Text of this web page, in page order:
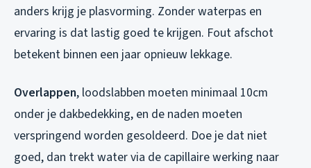
anders krijg je plasvorming. Zonder waterpas en
ervaring is dat lastig goed te krijgen. Fout afschot
betekent binnen een jaar opnieuw lekkage.
Overlappen, loodslabben moeten minimaal 10cm
onder je dakbedekking, en de naden moeten
verspringend worden gesoldeerd. Doe je dat niet
goed, dan trekt water via de capillaire werking naar